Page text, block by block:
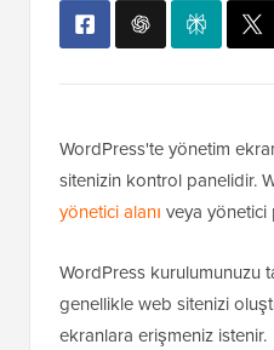
WordPress'te yönetim
sitenizin kontrol panelidir.
yönetici alanı veya
WordPress kurulumunuzu
genellikle web sitenizi
ekranlara erişmeniz istenir.